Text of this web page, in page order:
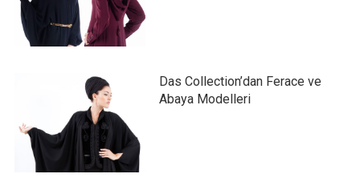
Das Collection’dan Ferace ve
Abaya Modelleri